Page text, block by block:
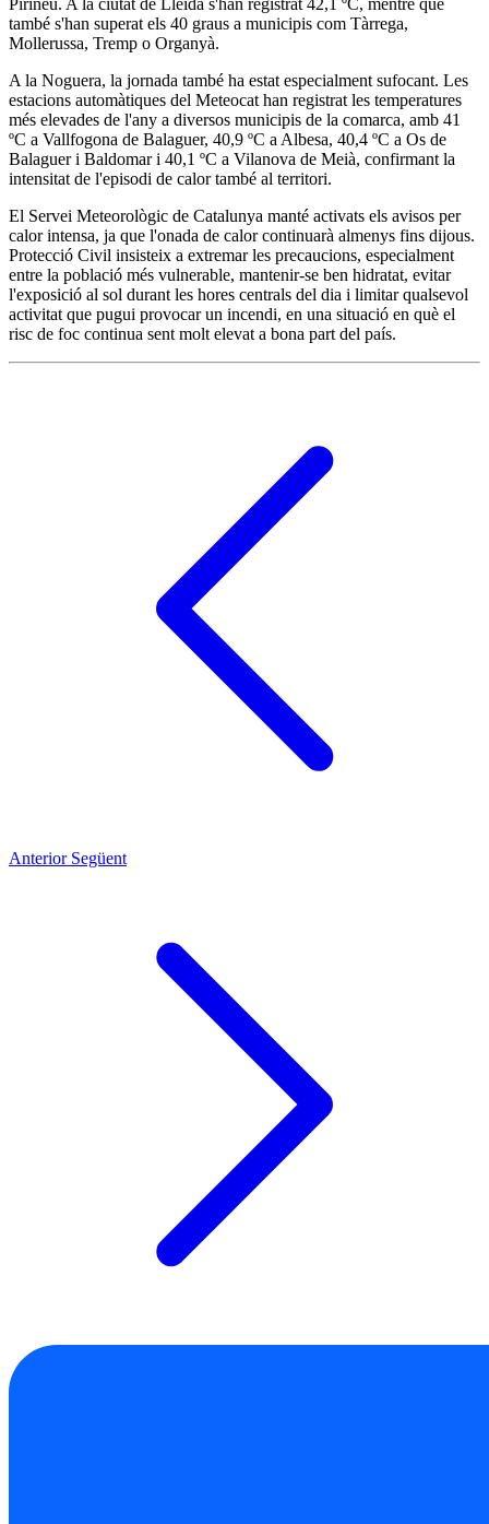
Pirineu. A la ciutat de Lleida s'han registrat 42,1 ºC, mentre que
també s'han superat els 40 graus a municipis com Tàrrega,
Mollerussa, Tremp o Organyà.
A la Noguera, la jornada també ha estat especialment sufocant. Les
estacions automàtiques del Meteocat han registrat les temperatures
més elevades de l'any a diversos municipis de la comarca, amb 41
ºC a Vallfogona de Balaguer, 40,9 ºC a Albesa, 40,4 ºC a Os de
Balaguer i Baldomar i 40,1 ºC a Vilanova de Meià, confirmant la
intensitat de l'episodi de calor també al territori.
El Servei Meteorològic de Catalunya manté activats els avisos per
calor intensa, ja que l'onada de calor continuarà almenys fins dijous.
Protecció Civil insisteix a extremar les precaucions, especialment
entre la població més vulnerable, mantenir-se ben hidratat, evitar
l'exposició al sol durant les hores centrals del dia i limitar qualsevol
activitat que pugui provocar un incendi, en una situació en què el
risc de foc continua sent molt elevat a bona part del país.
Anterior Següent